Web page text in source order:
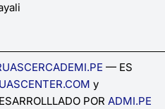
— ES
y
POR ADMI.PE